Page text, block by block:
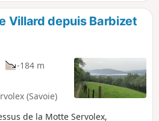
non faisable suite arrêté
Villard depuis Barbizet
-184 m
(Savoie)
de la Motte Servolex,